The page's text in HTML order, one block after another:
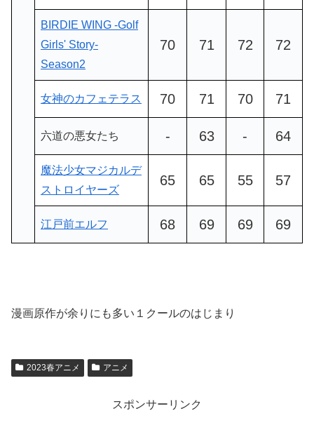
BIRDIE WING -Golf
Girls' Story-
Season2
70 71 72 72
女神のカフェテラス 70 71 70 71
六道の悪女たち - 63 - 64
魔法少女マジカルデ
ストロイヤーズ
65 65 55 57
江戸前エルフ 68 69 69 69
漫画原作が余りにも多い１クールのはじまり
2023春アニメ アニメ
スポンサーリンク